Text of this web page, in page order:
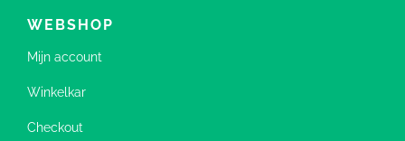
WEBSHOP
Mijn account
Winkelkar
Checkout